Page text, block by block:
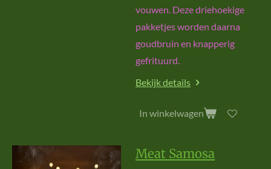
vouwen. Deze driehoekige
pakketjes worden daarna
goudbruin en knapperig
gefrituurd.
Bekijk details
In winkelwagen
Meat Samosa